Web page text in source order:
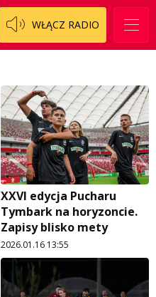
WŁĄCZ RADIO
XXVI edycja Pucharu
Tymbark na horyzoncie.
Zapisy blisko mety
2026.01.16 13:55